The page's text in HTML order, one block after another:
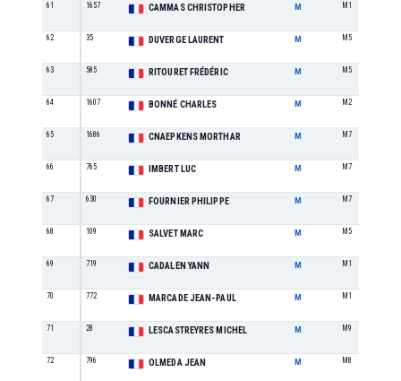
61 1657 CAMMAS CHRISTOPHER M M1
62 35 DUVERGE LAURENT M M5
63 585 RITOURET FRÉDÉRIC M M5
64 1607 BONNÉ CHARLES M M2
65 1686 CNAEPKENS MORTHAR M M7
66 765 IMBERT LUC M M7
67 630 FOURNIER PHILIPPE M M7
68 109 SALVET MARC M M5
69 719 CADALEN YANN M M1
70 772 MARCADE JEAN-PAUL M M1
71 28 LESCASTREYRES MICHEL M M9
72 796 OLMEDA JEAN M M8